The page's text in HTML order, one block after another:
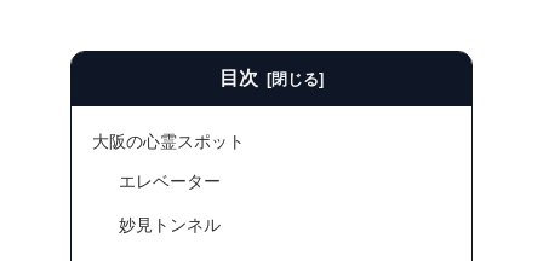
目次
大阪の心霊スポット
エレベーター
妙見トンネル